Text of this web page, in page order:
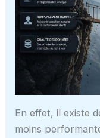
En effet, il existe
moins